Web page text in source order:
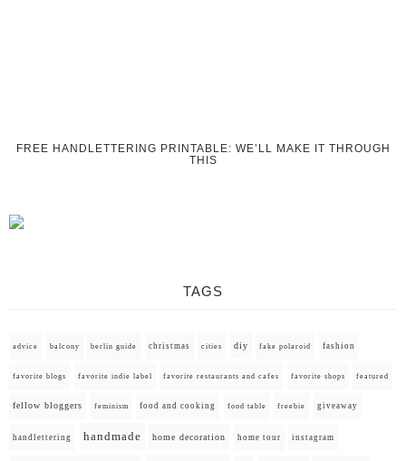
FREE HANDLETTERING PRINTABLE: WE’LL MAKE IT THROUGH
THIS
TAGS
advice balcony berlin guide christmas cities diy fake polaroid fashion
favorite blogs favorite indie label favorite restaurants and cafes favorite shops featured
fellow bloggers feminism food and cooking food table freebie giveaway
handlettering handmade home decoration home tour instagram